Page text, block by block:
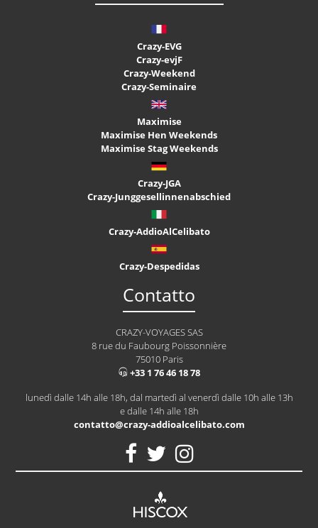
Crazy-EVG
Crazy-evjF
Crazy-Weekend
Crazy-Seminaire
Maximise
Maximise Hen Weekends
Maximise Stag Weekends
Crazy-JGA
Crazy-Junggesellinnenabschied
Crazy-AddioAlCelibato
Crazy-Despedidas
Contatto
CRAZY-VOYAGES SAS
8 rue du Faubourg Poissonnière
75010 Paris
+33 1 76 46 18 78
lunedì dalle 14h alle 18h, dal martedì al venerdì dalle 10h alle 13h
e dalle 14h alle 18h
contatto@crazy-addioalcelibato.com